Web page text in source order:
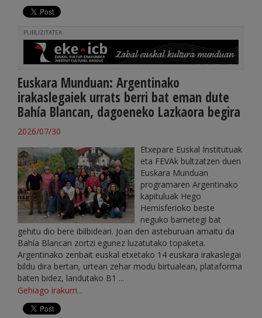
PUBLIZITATEA
Euskara Munduan: Argentinako
irakaslegaiek urrats berri bat eman dute
Bahía Blancan, dagoeneko Lazkaora begira
2026/07/30
Etxepare Euskal Institutuak
eta FEVAk bultzatzen duen
Euskara Munduan
programaren Argentinako
kapituluak Hego
Hemisferioko beste
neguko barnetegi bat
gehitu dio bere ibilbideari. Joan den asteburuan amaitu da
Bahía Blancan zortzi egunez luzatutako topaketa.
Argentinako zenbait euskal etxetako 14 euskara irakaslegai
bildu dira bertan, urtean zehar modu birtualean, plataforma
baten bidez, landutako B1 ...
Gehiago irakurri...